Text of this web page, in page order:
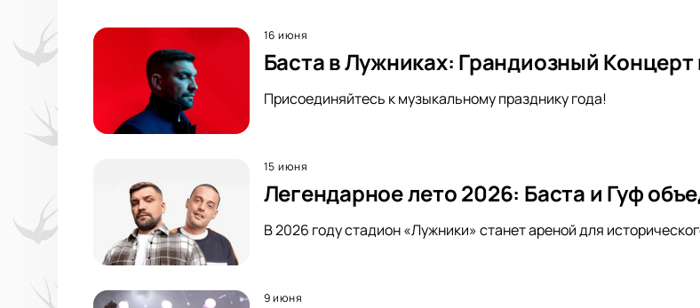
16 июня
Баста в Лужниках: Грандиозный
Присоединяйтесь к музыкальному празднику года!
15 июня
Легендарное лето 2026: Баста и Гуф
В 2026 году стадион «Лужники» станет ареной для
9 июня